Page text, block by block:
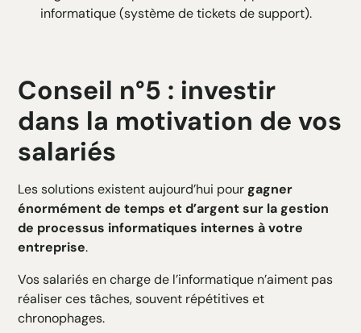
informatique (système de tickets de support).
Conseil n°5 : investir
dans la motivation de vos
salariés
Les solutions existent aujourd’hui pourgagner
énormément de temps et d’argent sur la gestion
de processus informatiques internes à votre
entreprise.
Vos salariés en charge de l’informatique n’aiment pas
réaliser ces tâches, souvent répétitives et
chronophages.